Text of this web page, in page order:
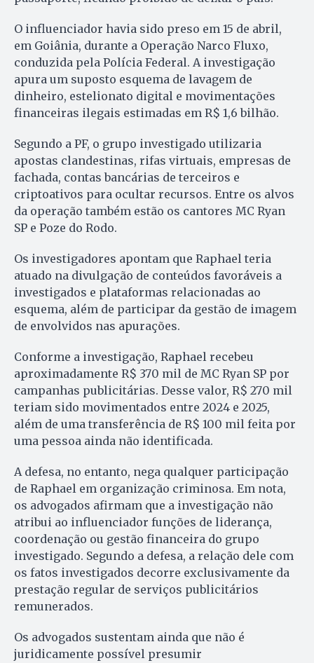
O influenciador havia sido preso em 15 de abril,
em Goiânia, durante a Operação Narco Fluxo,
conduzida pela Polícia Federal. A investigação
apura um suposto esquema de lavagem de
dinheiro, estelionato digital e movimentações
financeiras ilegais estimadas em R$ 1,6 bilhão.
Segundo a PF, o grupo investigado utilizaria
apostas clandestinas, rifas virtuais, empresas de
fachada, contas bancárias de terceiros e
criptoativos para ocultar recursos. Entre os alvos
da operação também estão os cantores MC Ryan
SP e Poze do Rodo.
Os investigadores apontam que Raphael teria
atuado na divulgação de conteúdos favoráveis a
investigados e plataformas relacionadas ao
esquema, além de participar da gestão de imagem
de envolvidos nas apurações.
Conforme a investigação, Raphael recebeu
aproximadamente R$ 370 mil de MC Ryan SP por
campanhas publicitárias. Desse valor, R$ 270 mil
teriam sido movimentados entre 2024 e 2025,
além de uma transferência de R$ 100 mil feita por
uma pessoa ainda não identificada.
A defesa, no entanto, nega qualquer participação
de Raphael em organização criminosa. Em nota,
os advogados afirmam que a investigação não
atribui ao influenciador funções de liderança,
coordenação ou gestão financeira do grupo
investigado. Segundo a defesa, a relação dele com
os fatos investigados decorre exclusivamente da
prestação regular de serviços publicitários
remunerados.
Os advogados sustentam ainda que não é
juridicamente possível presumir